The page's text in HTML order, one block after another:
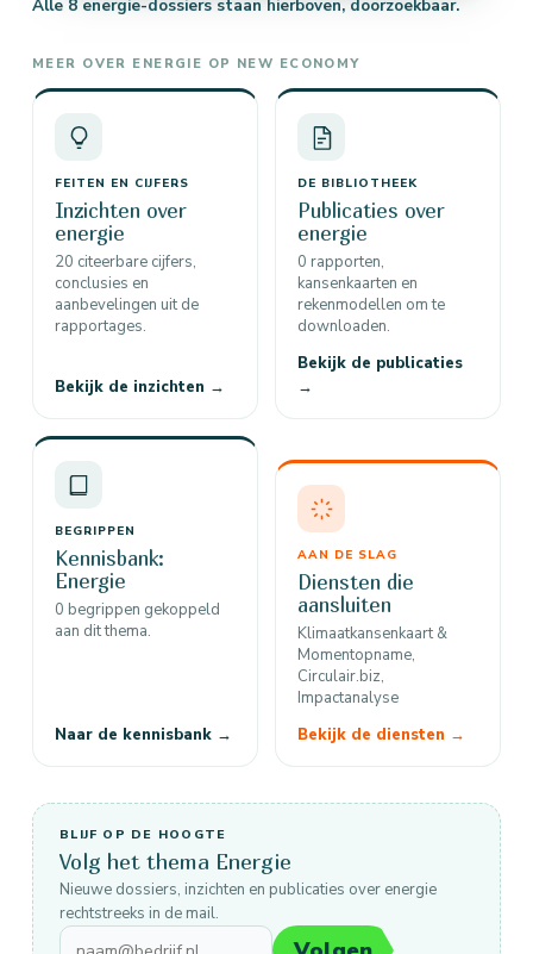
Alle 8 energie-dossiers staan hierboven, doorzoekbaar.
MEER OVER ENERGIE OP NEW ECONOMY
FEITEN EN CIJFERS
Inzichten over
energie
20 citeerbare cijfers,
conclusies en
aanbevelingen uit de
rapportages.
Bekijk de inzichten →
DE BIBLIOTHEEK
Publicaties over
energie
0 rapporten,
kansenkaarten en
rekenmodellen om te
downloaden.
Bekijk de publicaties
→
BEGRIPPEN
Kennisbank:
Energie
0 begrippen gekoppeld
aan dit thema.
Naar de kennisbank →
AAN DE SLAG
Diensten die
aansluiten
Klimaatkansenkaart &
Momentopname,
Circulair.biz,
Impactanalyse
Bekijk de diensten →
BLIJF OP DE HOOGTE
Volg het thema Energie
Nieuwe dossiers, inzichten en publicaties over energie
rechtstreeks in de mail.